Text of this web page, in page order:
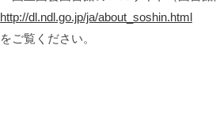
http://dl.ndl.go.jp/ja/about_soshin.html
をご覧ください。